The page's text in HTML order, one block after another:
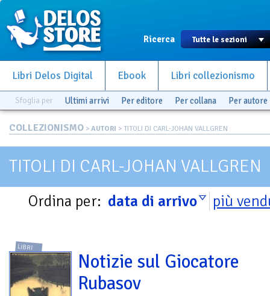
Ricerca
Libri Delos Digital Ebook Libri collezionismo
Sfoglia per Ultimi arrivi Per editore Per collana Per autore
COLLEZIONISMO > AUTORI > TITOLI DI CARL-JOHAN VALLGREN
TITOLI DI CARL-JOHAN VALLGREN
Ordina per: data di arrivo più
LIBRI
Notizie sul Giocatore
Rubasov